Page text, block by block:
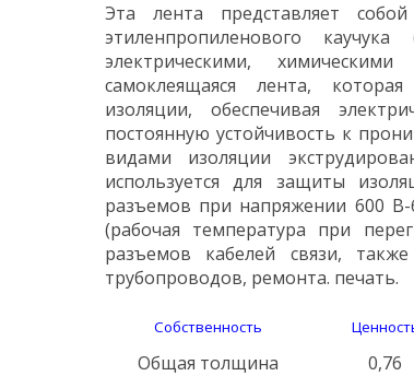
Эта лента представляет собой
этиленпропиленового
каучука
электрическими, химическими
самоклеящаяся
лента, которая
изоляции, обеспечивая
постоянную устойчивость к
видами изоляции
используется
для защиты
разъемов при напряжении 600 В-
(рабочая температура при
разъемов
кабелей связи, также
трубопроводов, ремонта. печать.
Собственность
Общая толщина 0,76